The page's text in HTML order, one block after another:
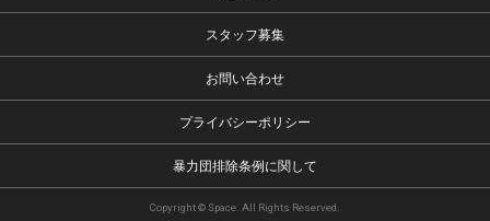
スタッフ募集
お問い合わせ
プライバシーポリシー
暴力団排除条例に関して
Copyright © Space. All Rights Reserved.